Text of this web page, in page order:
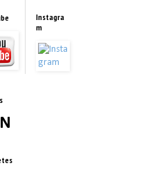
Instagra
m